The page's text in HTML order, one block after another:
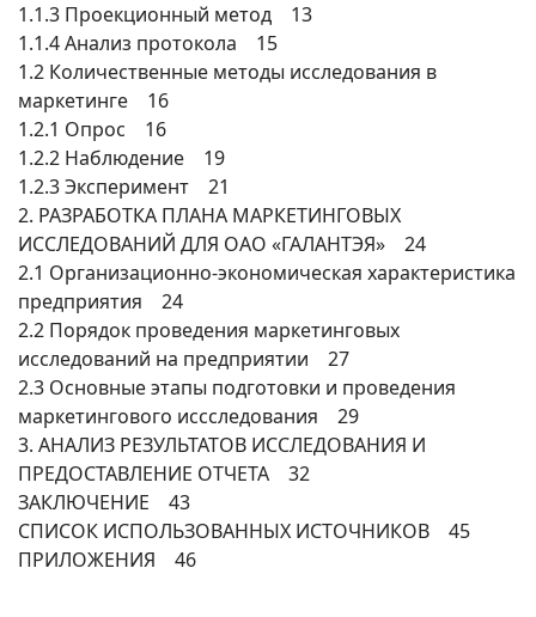
1.1.3 Проекционный метод 13
1.1.4 Анализ протокола 15
1.2 Количественные методы исследования в
маркетинге 16
1.2.1 Опрос 16
1.2.2 Наблюдение 19
1.2.3 Эксперимент 21
2. РАЗРАБОТКА ПЛАНА МАРКЕТИНГОВЫХ
ИССЛЕДОВАНИЙ ДЛЯ ОАО «ГАЛАНТЭЯ» 24
2.1 Организационно-экономическая характеристика
предприятия 24
2.2 Порядок проведения маркетинговых
исследований на предприятии 27
2.3 Основные этапы подготовки и проведения
маркетингового иссследования 29
3. АНАЛИЗ РЕЗУЛЬТАТОВ ИССЛЕДОВАНИЯ И
ПРЕДОСТАВЛЕНИЕ ОТЧЕТА 32
ЗАКЛЮЧЕНИЕ 43
СПИСОК ИСПОЛЬЗОВАННЫХ ИСТОЧНИКОВ 45
ПРИЛОЖЕНИЯ 46